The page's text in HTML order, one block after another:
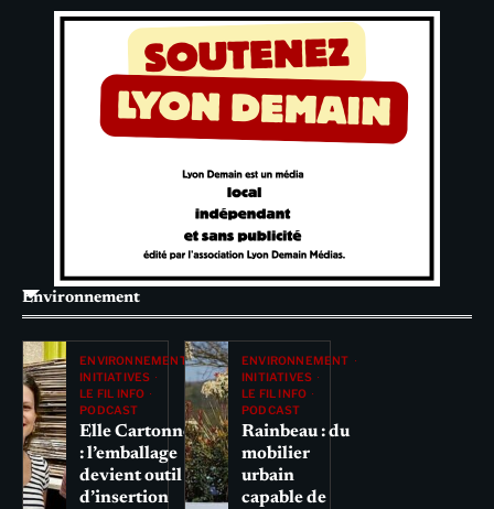
Environnement
ENVIRONNEMENT
INITIATIVES
LE FIL INFO
PODCAST
Elle Cartonne
: l’emballage
devient outil
d’insertion
ENVIRONNEMENT
INITIATIVES
LE FIL INFO
PODCAST
Rainbeau : du
mobilier
urbain
capable de